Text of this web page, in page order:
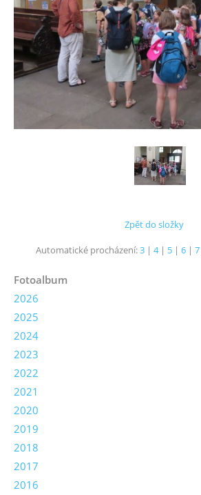
Zpět do složky
Automatické procházení:3 | 4| 5 | 6 | 7
Fotoalbum
2026
2025
2024
2023
2022
2021
2020
2019
2018
2017
2016